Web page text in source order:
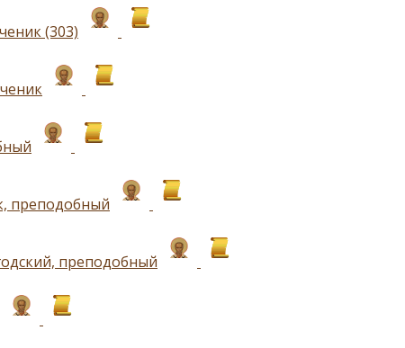
(303)
преподобный
преподобный